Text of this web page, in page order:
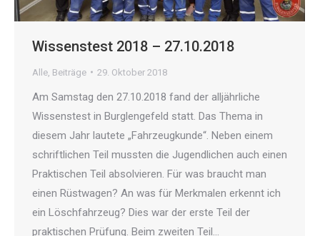
Wissenstest 2018 – 27.10.2018
Alle Beiträge 29. Oktober 2018
Am Samstag den 27.10.2018 fand der alljährliche
Wissenstest in Burglengefeld statt. Das Thema in
diesem Jahr lautete „Fahrzeugkunde“. Neben einem
schriftlichen Teil mussten die Jugendlichen auch einen
Praktischen Teil absolvieren. Für was braucht man
einen Rüstwagen? An was für Merkmalen erkennt ich
ein Löschfahrzeug? Dies war der erste Teil der
praktischen Prüfung. Beim zweiten Teil…